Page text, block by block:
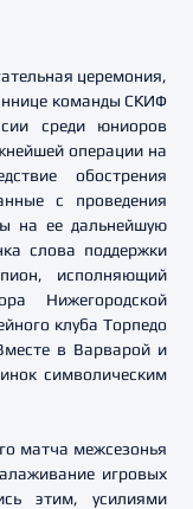
церемония,
команды СКИФ
среди юниоров
операции на
обострения
с проведения
на ее дальнейшую
слова поддержки
исполняющий
Нижегородской
клуба Торпедо
в Варварой и
символическим
матча межсезонья
игровых
этим, усилиями